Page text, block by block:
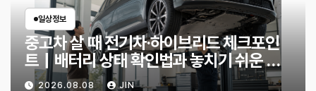
일상정보
중고차 살 때 전기차·하이브리드 체크포인
트｜배터리 상태 확인법과 놓치기 쉬운 위
험 신호
2026.08.08 JIN